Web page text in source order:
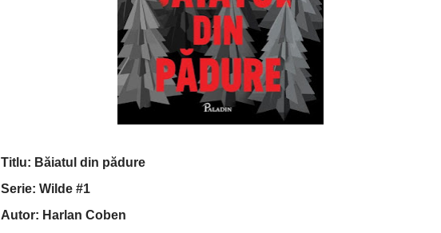
Titlu: Băiatul din pădure
Serie: Wilde #1
Autor: Harlan Coben